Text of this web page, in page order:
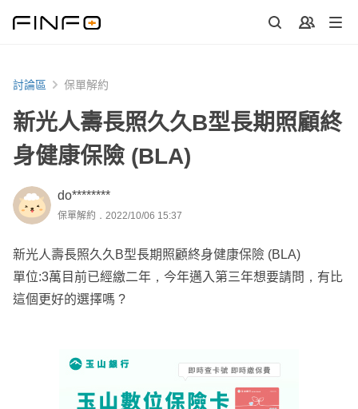
討論區 保單解約
新光人壽長照久久B型長期照顧終
身健康保險 (BLA)
do********
保單解約．2022/10/06 15:37
新光人壽長照久久B型長期照顧終身健康保險 (BLA)
單位:3萬目前已經繳二年，今年邁入第三年想要請問，有比
這個更好的選擇嗎 ?